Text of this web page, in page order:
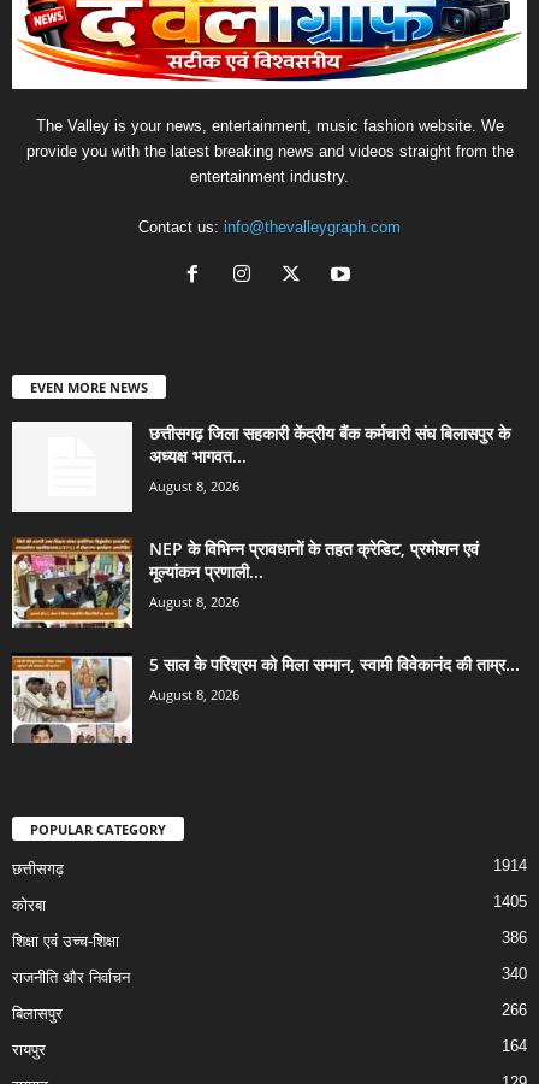
The Valley is your news, entertainment, music fashion website. We
provide you with the latest breaking news and videos straight from the
entertainment industry.
Contact us: info@thevalleygraph.com
EVEN MORE NEWS
छत्तीसगढ़ जिला सहकारी केंद्रीय बैंक कर्मचारी संघ बिलासपुर के
अध्यक्ष भागवत...
August 8, 2026
NEP के विभिन्न प्रावधानों के तहत क्रेडिट, प्रमोशन एवं
मूल्यांकन प्रणाली...
August 8, 2026
5 साल के परिश्रम को मिला सम्मान, स्वामी विवेकानंद की ताम्र...
August 8, 2026
POPULAR CATEGORY
छत्तीसगढ़ 1914
कोरबा 1405
शिक्षा एवं उच्च-शिक्षा 386
राजनीति और निर्वाचन 340
बिलासपुर 266
रायपुर 164